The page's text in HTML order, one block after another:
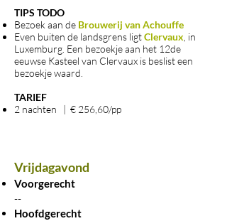
TIPS TODO​​​
Bezoek aan de Brouwerij van Achouffe
Even buiten de landsgrens ligtClervaux , in
Luxemburg. Een bezoekje aan het 12de
eeuwse Kasteel van Clervaux is beslist een
bezoekje waard.
TARIEF
2 nachten | € 256,60/pp
Vrijdagavond
Voorgerecht
--
Hoofdgerecht